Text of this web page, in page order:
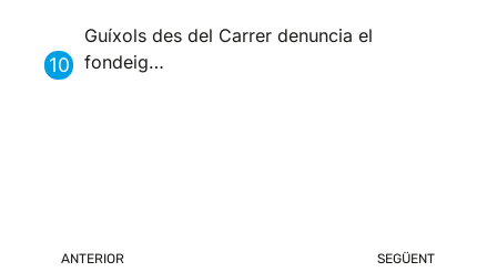
Guíxols des del Carrer denuncia el
fondeig…
ANTERIOR SEGÜENT